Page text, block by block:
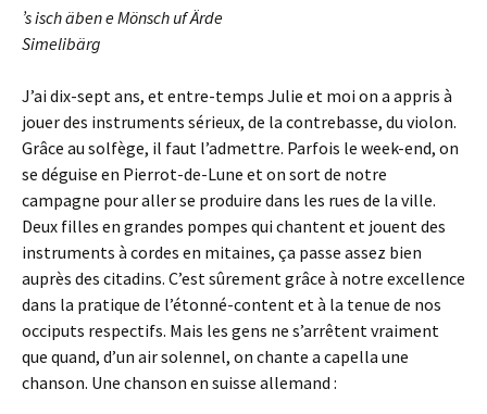
’s isch äben e Mönsch uf Ärde
Simelibärg
J’ai dix-sept ans, et entre-temps Julie et moi on a appris à
jouer des instruments sérieux, de la contrebasse, du violon.
Grâce au solfège, il faut l’admettre. Parfois le week-end, on
se déguise en Pierrot-de-Lune et on sort de notre
campagne pour aller se produire dans les rues de la ville.
Deux filles en grandes pompes qui chantent et jouent des
instruments à cordes en mitaines, ça passe assez bien
auprès des citadins. C’est sûrement grâce à notre excellence
dans la pratique de l’étonné-content et à la tenue de nos
occiputs respectifs. Mais les gens ne s’arrêtent vraiment
que quand, d’un air solennel, on chante a capella une
chanson. Une chanson en suisse allemand :